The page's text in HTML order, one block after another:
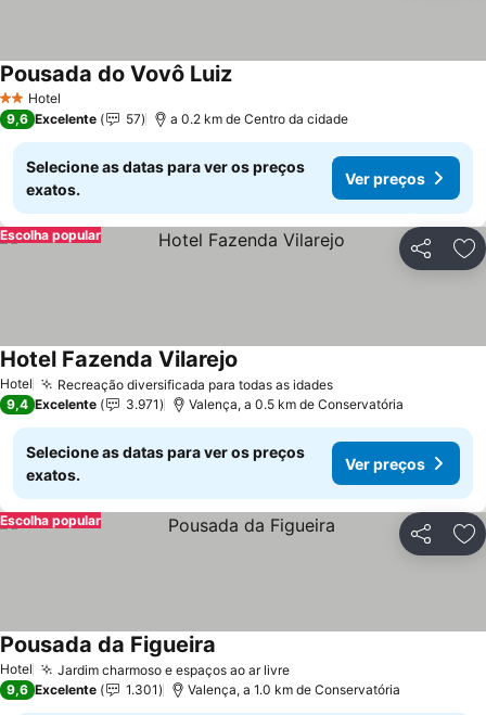
2 Estrelas
Hotel
Pousada do Vovô Luiz
9,6 Excelente 57 a 0.2 km de Centro da cidade
Selecione as datas para ver os preços
exatos.
Ver preços
Partilhar
Escolha popular
Hotel Recreação diversificada para todas as idades
Hotel Fazenda Vilarejo
9,4 Excelente 3.971 Valença, a 0.5 km de Conservatória
Selecione as datas para ver os preços
exatos.
Ver preços
Partilhar
Escolha popular
Hotel Jardim charmoso e espaços ao ar livre
Pousada da Figueira
9,6 Excelente 1.301 Valença, a 1.0 km de Conservatória